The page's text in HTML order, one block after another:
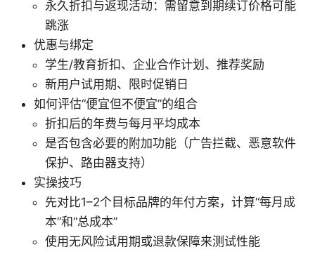
永久折扣与返现活动：需留意到期续订价格可能
跳涨
优惠与绑定
学生/教育折扣、企业合作计划、推荐奖励
新用户试用期、限时促销日
如何评估“便宜但不便宜”的组合
折扣后的年费与每月平均成本
是否包含必要的附加功能（广告拦截、恶意软件
保护、路由器支持）
实操技巧
先对比1–2个目标品牌的年付方案，计算“每月成
本”和“总成本”
使用无风险试用期或退款保障来测试性能